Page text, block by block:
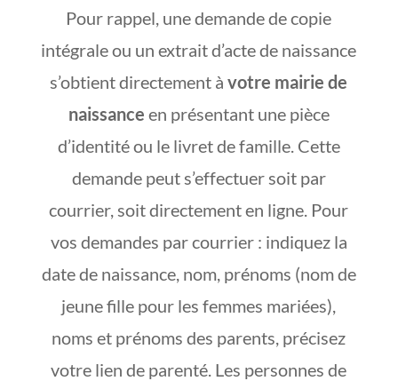
Pour rappel, une demande de copie
intégrale ou un extrait d’acte de naissance
s’obtient directement àvotre mairie de
naissance en présentant une pièce
d’identité ou le livret de famille. Cette
demande peut s’effectuer soit par
courrier, soit directement en ligne. Pour
vos demandes par courrier : indiquez la
date de naissance, nom, prénoms (nom de
jeune fille pour les femmes mariées),
noms et prénoms des parents, précisez
votre lien de parenté. Les personnes de